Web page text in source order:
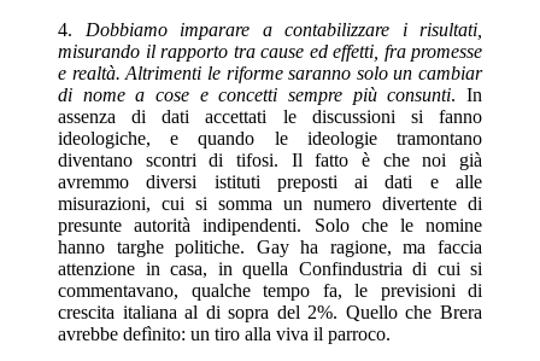
4. Dobbiamo imparare a contabilizzare i risultati,
misurando il rapporto tra cause ed effetti, fra promesse
e realtà. Altrimenti le riforme saranno solo un cambiar
di nome a cose e concetti sempre più consunti. In
assenza di dati accettati le discussioni si fanno
ideologiche, e quando le ideologie tramontano
diventano scontri di tifosi. Il fatto è che noi già
avremmo diversi istituti preposti ai dati e alle
misurazioni, cui si somma un numero divertente di
presunte autorità indipendenti. Solo che le nomine
hanno targhe politiche. Gay ha ragione, ma faccia
attenzione in casa, in quella Confindustria di cui si
commentavano, qualche tempo fa, le previsioni di
crescita italiana al di sopra del 2%. Quello che Brera
avrebbe defìnito: un tiro alla viva il parroco.